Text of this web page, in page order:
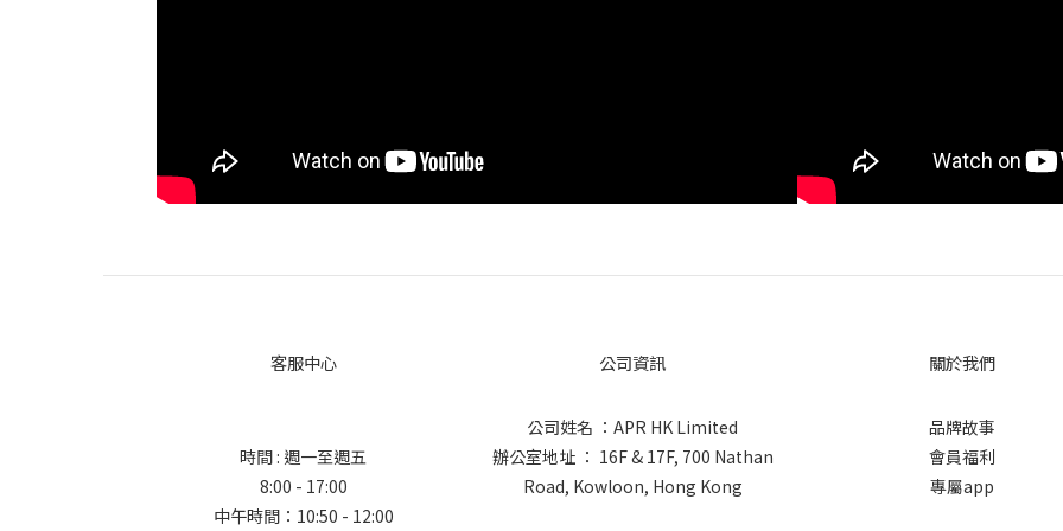
客服中心
時間 : 週一至週五
8:00 - 17:00
中午時間：10:50 - 12:00
公司資訊
公司姓名 ：APR HK Limited
辦公室地址 ： 16F & 17F, 700 Nathan
Road, Kowloon, Hong Kong
關於我們
品牌故事
會員福利
專屬app